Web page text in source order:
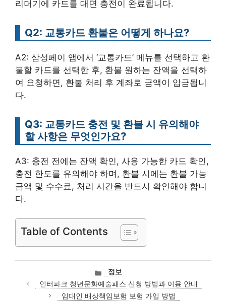
리더기에 카드를 대면 충전이 완료됩니다.
Q2: 교통카드 환불은 어떻게 하나요?
A2: 삼성페이 앱에서 ‘교통카드’ 메뉴를 선택하고 환
불할 카드를 선택한 후, 환불 원하는 잔액을 선택하
여 요청하면, 환불 처리 후 계좌로 금액이 입금됩니
다.
Q3: 교통카드 충전 및 환불 시 유의해야
할 사항은 무엇인가요?
A3: 충전 전에는 잔액 확인, 사용 가능한 카드 확인,
충전 한도를 유의해야 하며, 환불 시에는 환불 가능
금액 및 수수료, 처리 시간을 반드시 확인해야 합니
다.
Table of Contents
카
테
고
리
정보
인터파크 청년문화예술패스 신청 방법과 이용 안내
임대인 배상책임보험 보험 가입 방법